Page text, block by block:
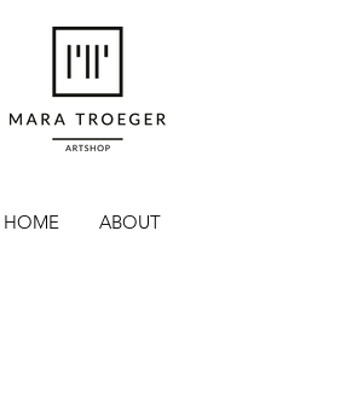
HOME ABOUT